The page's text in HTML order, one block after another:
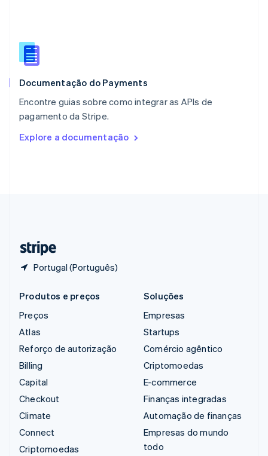
Documentação do Payments
Encontre guias sobre como integrar as APIs de
pagamento da Stripe.
Explore a documentação
Portugal (Português)
Português
RAE de Hong Kong, China
Reino Unido
República Tcheca
English
English
Produtos e preços
Preços
Atlas
Reforço de autorização
Billing
Capital
Checkout
Climate
Connect
Criptomoedas
Soluções
Empresas
Startups
Comércio agêntico
Criptomoedas
E-commerce
Finanças integradas
Automação de finanças
Empresas do mundo
todo